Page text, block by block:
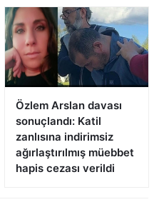
Özlem Arslan davası
sonuçlandı: Katil
zanlısına indirimsiz
ağırlaştırılmış müebbet
hapis cezası verildi